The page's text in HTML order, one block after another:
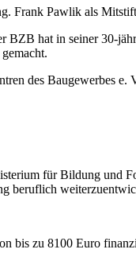
Frank Pawlik als
BZB hat in seiner 30-
des Baugewerbes e.
für Bildung
beruflich
bis zu 8100 Euro